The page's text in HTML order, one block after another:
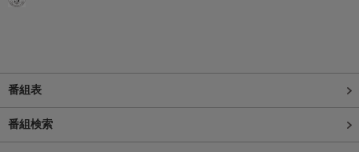
番組表
番組検索